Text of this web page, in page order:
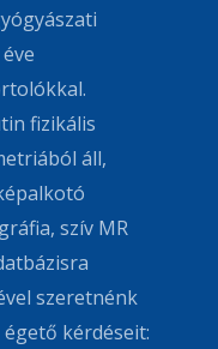
fizikális
áll,
szív MR
szeretnénk
kérdéseit: